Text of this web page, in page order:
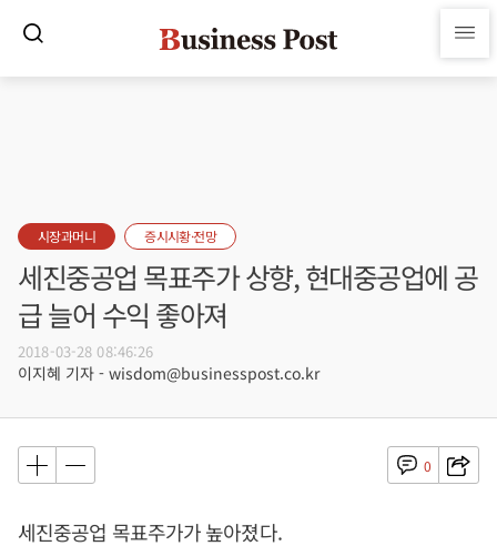
시장과머니 증시시황·전망
세진중공업 목표주가 상향, 현대중공업에 공
급 늘어 수익 좋아져
2018-03-28 08:46:26
이지혜 기자 - wisdom@businesspost.co.kr
0
세진중공업 목표주가가 높아졌다.